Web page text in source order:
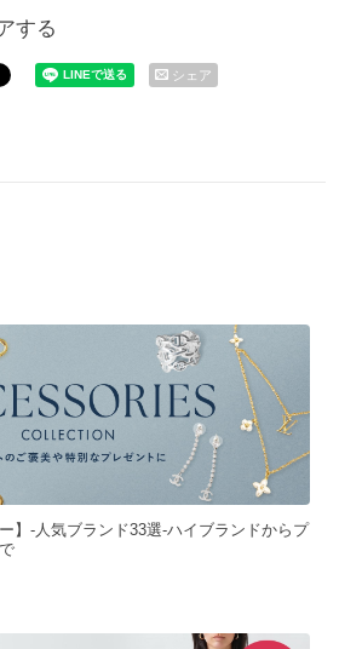
する
シェア
】-人気ブランド33選-ハイブランドからプ